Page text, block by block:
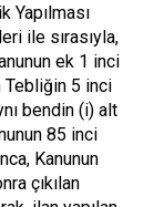
Yapılması
ile sırasıyla,
ek 1 inci
Tebliğin 5 inci
bendin (i) alt
85 inci
Kanunun
çıkılan